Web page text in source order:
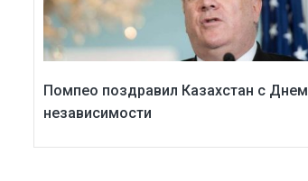
Помпео поздравил Казахстан с Днем
независимости